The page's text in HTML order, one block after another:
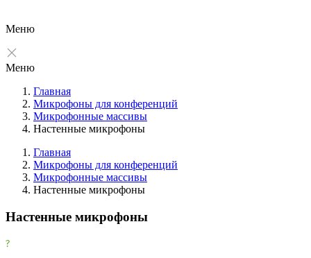
Меню
Меню
Главная
Микрофоны для конференций
Микрофонные массивы
Настенные микрофоны
Фильтры
Все производители
Главная
Микрофоны для конференций
Микрофонные массивы
Настенные микрофоны
Настенные микрофоны